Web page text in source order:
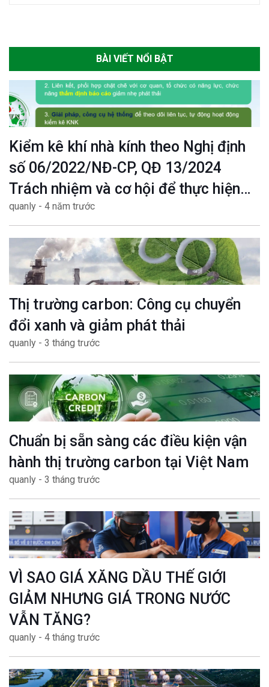
BÀI VIẾT NỔI BẬT
Kiểm kê khí nhà kính theo Nghị định
số 06/2022/NĐ-CP, QĐ 13/2024
Trách nhiệm và cơ hội để thực hiện
mục tiêu Net zero
quanly - 4 năm trước
Thị trường carbon: Công cụ chuyển
đổi xanh và giảm phát thải
quanly - 3 tháng trước
Chuẩn bị sẵn sàng các điều kiện vận
hành thị trường carbon tại Việt Nam
quanly - 3 tháng trước
VÌ SAO GIÁ XĂNG DẦU THẾ GIỚI
GIẢM NHƯNG GIÁ TRONG NƯỚC
VẪN TĂNG?
quanly - 4 tháng trước